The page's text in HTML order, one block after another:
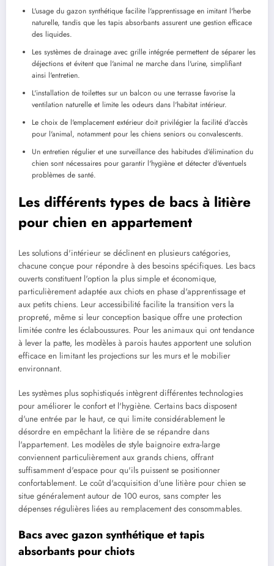
L'usage du gazon synthétique facilite l'apprentissage en imitant l'herbe
naturelle, tandis que les tapis absorbants assurent une gestion efficace
des liquides.
Les systèmes de drainage avec grille intégrée permettent de séparer les
déjections et évitent que l'animal ne marche dans l'urine, simplifiant
ainsi l'entretien.
L'installation de toilettes sur un balcon ou une terrasse favorise la
ventilation naturelle et limite les odeurs dans l'habitat intérieur.
Le choix de l'emplacement extérieur doit privilégier la facilité d'accès
pour l'animal, notamment pour les chiens seniors ou convalescents.
Un entretien régulier et une surveillance des habitudes d'élimination du
chien sont nécessaires pour garantir l'hygiène et détecter d'éventuels
problèmes de santé.
Les différents types de bacs à litière
pour chien en appartement
Les solutions d'intérieur se déclinent en plusieurs catégories,
chacune conçue pour répondre à des besoins spécifiques. Les bacs
ouverts constituent l'option la plus simple et économique,
particulièrement adaptée aux chiots en phase d'apprentissage et
aux petits chiens. Leur accessibilité facilite la transition vers la
propreté, même si leur conception basique offre une protection
limitée contre les éclaboussures. Pour les animaux qui ont tendance
à lever la patte, les modèles à parois hautes apportent une solution
efficace en limitant les projections sur les murs et le mobilier
environnant.
Les systèmes plus sophistiqués intègrent différentes technologies
pour améliorer le confort et l'hygiène. Certains bacs disposent
d'une entrée par le haut, ce qui limite considérablement le
désordre en empêchant la litière de se répandre dans
l'appartement. Les modèles de style baignoire extra-large
conviennent particulièrement aux grands chiens, offrant
suffisamment d'espace pour qu'ils puissent se positionner
confortablement. Le coût d'acquisition d'une litière pour chien se
situe généralement autour de 100 euros, sans compter les
dépenses régulières liées au remplacement des consommables.
Bacs avec gazon synthétique et tapis
absorbants pour chiots